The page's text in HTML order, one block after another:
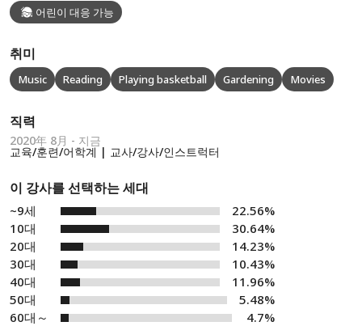
어린이 대응 가능
취미
Music Reading Playing basketball Gardening Movies
직력
2020年 8月 - 지금
교육/훈련/어학계 | 교사/강사/인스트럭터
이 강사를 선택하는 세대
~9세
22.56%
10대
30.64%
20대
14.23%
30대
10.43%
40대
11.96%
50대
5.48%
60대～
4.7%